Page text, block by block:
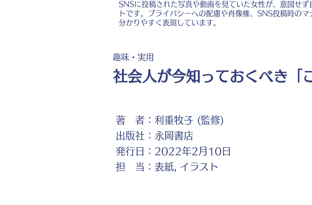
SNSに投稿された写真や動画を見ていた女性が、意図せ
トです。プライバシーへの配慮や肖像権、SNS投稿時の
分かりやすく表現しています。
趣味・実用
社会人が今知っておくべき「
著 者：
出版社：
発行日：
担 当：
利重牧子 (監修)
永岡書店
2022年2月10日
表紙, イラスト